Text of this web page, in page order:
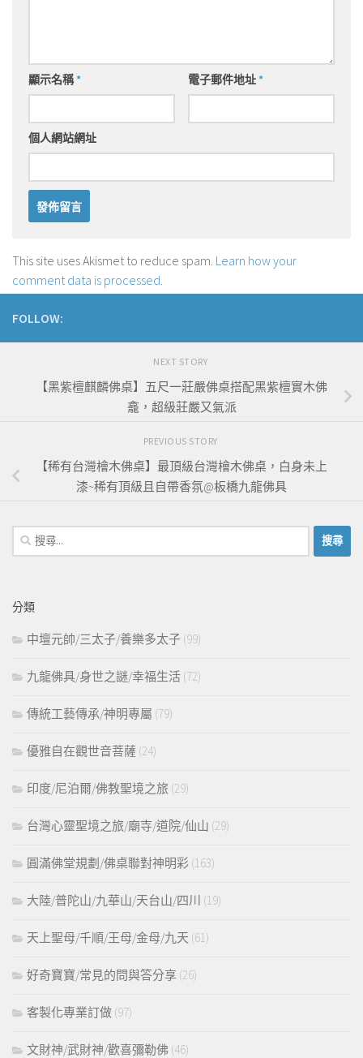
顯示名稱* 電子郵件地址*
個人網站網址
This site uses Akismet to reduce spam. Learn how your
comment data is processed.
FOLLOW:
NEXT STORY
【黑紫檀麒麟佛桌】五尺一莊嚴佛桌搭配黑紫檀實木佛
龕，超級莊嚴又氣派
PREVIOUS STORY
【稀有台灣檜木佛桌】最頂級台灣檜木佛桌，白身未上
漆~稀有頂級且自帶香氛@板橋九龍佛具
搜
尋
字:
分類
中壇元帥/三太子/養樂多太子 (99)
九龍佛具/身世之謎/幸福生活 (72)
傳統工藝傳承/神明專屬 (79)
優雅自在觀世音菩薩 (24)
印度/尼泊爾/佛教聖境之旅 (29)
台灣心靈聖境之旅/廟寺/道院/仙山 (29)
圓滿佛堂規劃/佛桌聯對神明彩 (163)
大陸/普陀山/九華山/天台山/四川 (19)
天上聖母/千順/王母/金母/九天 (61)
好奇寶寶/常見的問與答分享 (26)
客製化專業訂做 (97)
文財神/武財神/歡喜彌勒佛 (46)